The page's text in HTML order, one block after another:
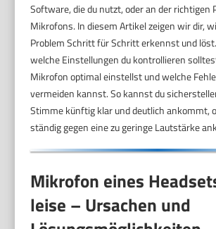
Software, die du nutzt, oder an der richtigen
Mikrofons. In diesem Artikel zeigen wir dir,
Problem Schritt für Schritt erkennst und
welche Einstellungen du kontrollieren
Mikrofon optimal einstellst und welche
vermeiden kannst. So kannst du
Stimme künftig klar und deutlich ankommt,
ständig gegen eine zu geringe Lautstärke
Mikrofon eines
leise – Ursachen und